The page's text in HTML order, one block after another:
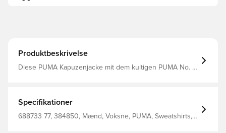
Produktbeskrivelse
Diese PUMA Kapuzenjacke mit dem kultigen PUMA No. 1
ausgefallene Ergänzung für deine Alltagsgarderobe.
Regular Fit Fleecematerial Reguläre Länge Kapuze
Durchgehender Reißverschluss Lange Ärmel
Specifikationer
688733 77, 384850, Mænd, Voksne, PUMA, Sweatshirts,